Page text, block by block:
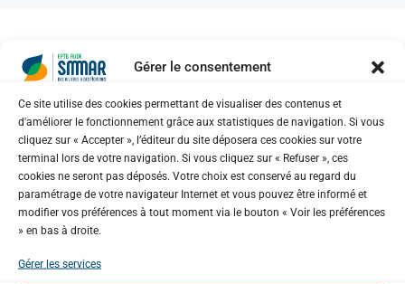
Gérer le consentement
Ce site utilise des cookies permettant de visualiser des contenus et
d'améliorer le fonctionnement grâce aux statistiques de navigation. Si vous
cliquez sur « Accepter », l’éditeur du site déposera ces cookies sur votre
terminal lors de votre navigation. Si vous cliquez sur « Refuser », ces
cookies ne seront pas déposés. Votre choix est conservé au regard du
paramétrage de votre navigateur Internet et vous pouvez être informé et
modifier vos préférences à tout moment via le bouton « Voir les préférences
» en bas à droite.
Gérer les services
No posts were found for provided query
parameters.